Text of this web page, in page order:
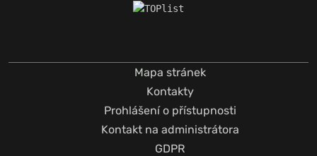
Mapa stránek
Kontakty
Prohlášení o přístupnosti
Kontakt na administrátora
GDPR